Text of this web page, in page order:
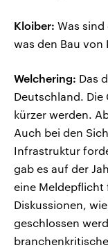
Kloiber: Was
was den Bau von
Welchering: Das
Deutschland.
kürzer werden.
Auch bei den
Infrastruktur
gab es auf der
eine Meldepflicht
Diskussionen,
geschlossen